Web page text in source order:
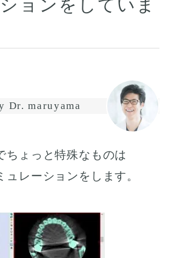
ョンをしていま
Dr. maruyama
ちょっと特殊なものは
ュレーションをします。